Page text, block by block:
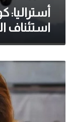
استئناف
أنطوان
-سرير
سيندي